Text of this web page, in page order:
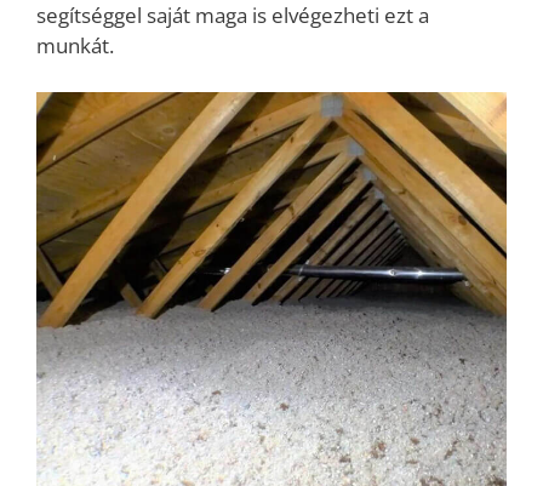
segítséggel saját maga is elvégezheti ezt a
munkát.